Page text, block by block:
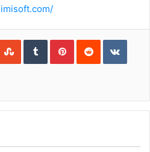
StumbleUpon
TumblrPinterestReddit